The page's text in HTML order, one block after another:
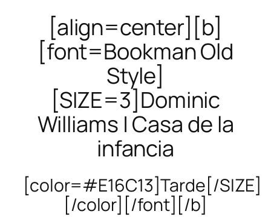
[align=center][b]
[font=Bookman Old
Style]
[SIZE=3]Dominic
Williams | Casa de la
infancia
[color=#E16C13]Tarde[/SIZE]
[/color][/font][/b]